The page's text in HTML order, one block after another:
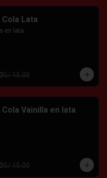
Cola Lata
en lata.
S/ 15.00
Cola Vainilla en lata
S/ 15.00